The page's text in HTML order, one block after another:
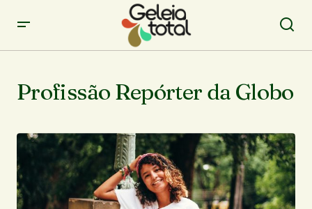
Profissão Repórter da Globo